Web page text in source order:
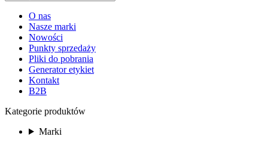
O nas
Nasze marki
Nowości
Punkty sprzedaży
Pliki do pobrania
Generator etykiet
Kontakt
B2B
Kategorie produktów
Marki